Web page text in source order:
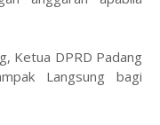
Ketua DPRD Padang
Langsung bagi